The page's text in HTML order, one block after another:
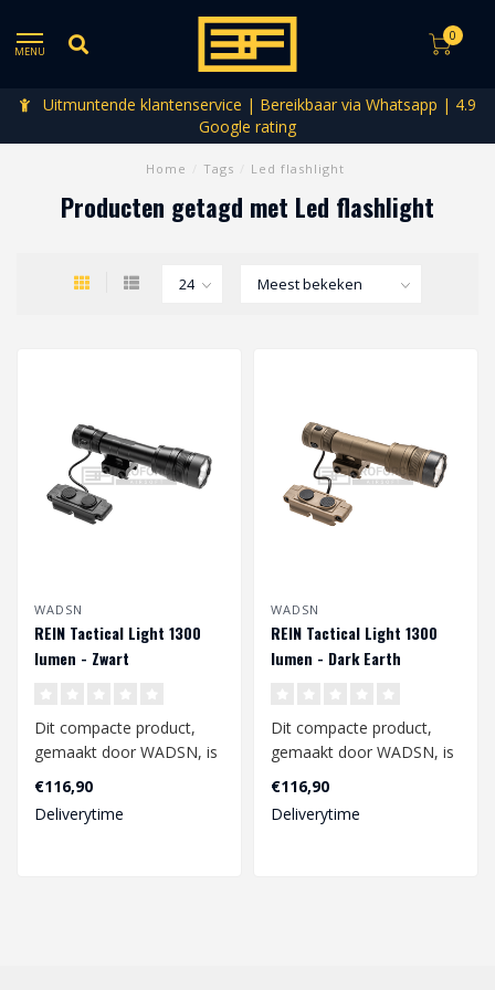
MENU
0
Uitmuntende klantenservice | Bereikbaar via Whatsapp | 4.9
Google rating
Home Tags Led flashlight
Producten getagd met Led flashlight
WADSN
REIN Tactical Light 1300
lumen - Zwart
Dit compacte product,
gemaakt door WADSN, is
een uitstekende aanvulling
op uw ai..
€116,90
Deliverytime
WADSN
REIN Tactical Light 1300
lumen - Dark Earth
Dit compacte product,
gemaakt door WADSN, is
een uitstekende aanvulling
op uw ai..
€116,90
Deliverytime